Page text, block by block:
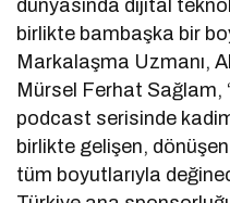
dünyasında dijital
birlikte bambaşka bir
Markalaşma Uzmanı,
Mürsel Ferhat Sağlam,
podcast serisinde
birlikte gelişen,
tüm boyutlarıyla